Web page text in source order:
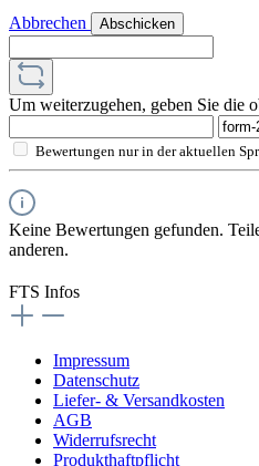
Abbrechen Abschicken
Um weiterzugehen, geben Sie die
Bewertungen nur in der aktuellen
Keine Bewertungen gefunden.
anderen.
FTS Infos
Impressum
Datenschutz
Liefer- & Versandkosten
AGB
Widerrufsrecht
Produkthaftpflicht